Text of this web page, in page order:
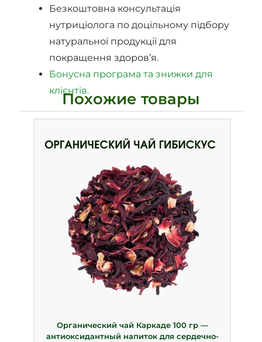
Безкоштовна консультація
нутриціолога по доцільному підбору
натуральної продукції для
покращення здоров’я.
Бонусна програма та знижки для
клієнтів.
Похожие товары
Органический чай Каркаде 100 гр —
антиоксидантный напиток для сердечно-